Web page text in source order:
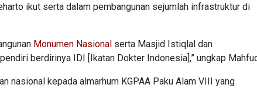
ikut serta dalam pembangunan sejumlah infrastruktur di
Monumen Nasional serta Masjid Istiqlal dan
berdirinya IDI [Ikatan Dokter Indonesia],” ungkap
nasional kepada almarhum KGPAA Paku Alam VIII yang